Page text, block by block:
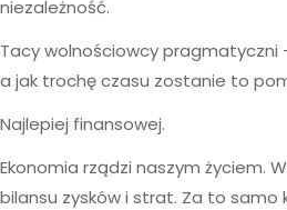
niezależność.
Tacy wolnościowcy pragmatyczni
a jak trochę czasu zostanie to
Najlepiej finansowej.
Ekonomia rządzi naszym życiem.
bilansu zysków i strat. Za to samo